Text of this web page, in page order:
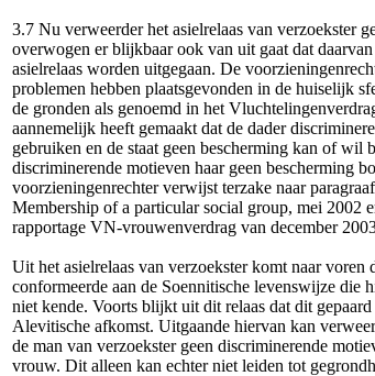
3.7 Nu verweerder het asielrelaas van verzoekster
overwogen er blijkbaar ook van uit gaat dat
asielrelaas worden uitgegaan. De
problemen hebben plaatsgevonden in de huiselijk
de gronden als genoemd in het
aannemelijk heeft gemaakt dat de dader
gebruiken en de staat geen bescherming kan of
discriminerende motieven haar geen bescherming
voorzieningenrechter verwijst terzake naar
Membership of a particular social group, mei 2002
rapportage VN-vrouwenverdrag van december
Uit het asielrelaas van verzoekster komt naar
conformeerde aan de Soennitische levenswijze die
niet kende. Voorts blijkt uit dit relaas dat dit
Alevitische afkomst. Uitgaande hiervan kan
de man van verzoekster geen discriminerende
vrouw. Dit alleen kan echter niet leiden tot